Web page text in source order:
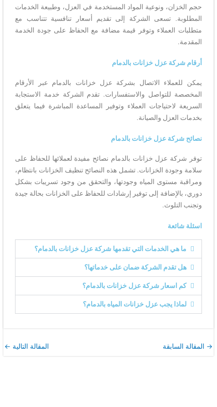
حجم الخزان، ونوعية المواد المستخدمة في العزل، وطبيعة الخدمات
المطلوبة. تسعى الشركة إلى تقديم أسعار تنافسية تتناسب مع
متطلبات العملاء وتوفر قيمة مضافة مع الحفاظ على جودة الخدمة
المقدمة.
أرقام شركة عزل خزانات بالدمام
يمكن للعملاء الاتصال بشركة عزل خزانات بالدمام عبر الأرقام
المخصصة للتواصل والاستفسارات. تقدم الشركة خدمة الاستجابة
السريعة لاحتياجات العملاء وتوفير المساعدة المباشرة فيما يتعلق
بخدمات العزل والصيانة.
نصائح شركة عزل خزانات بالدمام
توفر شركة عزل خزانات بالدمام نصائح مفيدة لعملائها للحفاظ على
سلامة وجودة الخزانات. تشمل هذه النصائح تنظيف الخزانات بانتظام،
ومراقبة مستوى المياه وجودتها، والتحقق من وجود تسريبات بشكل
دوري، بالإضافة إلى توفير إرشادات للحفاظ على الخزانات بحالة جيدة
وتجنب التلوث.
اسئلة شائعة
ما هي الخدمات التي تقدمها شركة عزل خزانات بالدمام؟
هل تقدم الشركة ضمان على خدماتها؟
كم اسعار شركة عزل خزانات بالدمام؟
لماذا يجب عزل خزانات المياه بالدمام؟
→ المقالة السابقة المقالة التالية ←